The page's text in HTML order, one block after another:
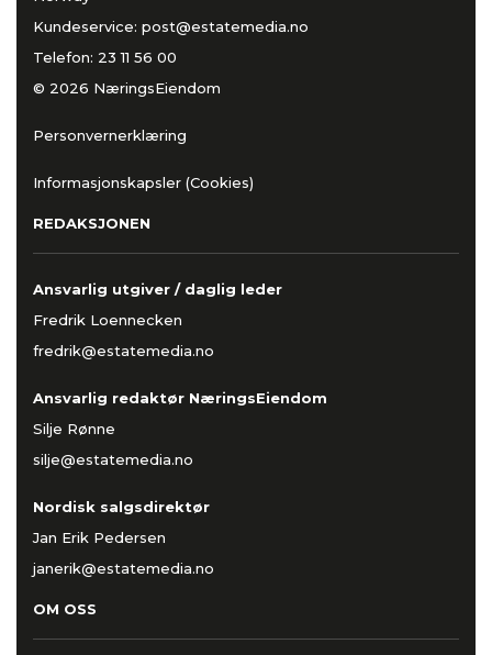
Kundeservice: post@estatemedia.no
Telefon: 23 11 56 00
© 2026 NæringsEiendom
Personvernerklæring
Informasjonskapsler (Cookies)
REDAKSJONEN
Ansvarlig utgiver / daglig leder
Fredrik Loennecken
fredrik@estatemedia.no
Ansvarlig redaktør NæringsEiendom
Silje Rønne
silje@estatemedia.no
Nordisk salgsdirektør
Jan Erik Pedersen
janerik@estatemedia.no
OM OSS